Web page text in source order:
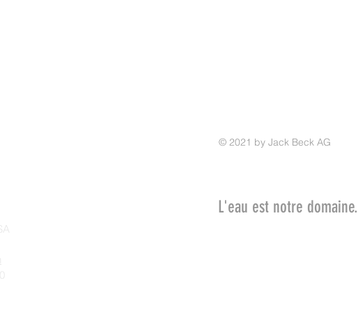
© 2021 by Jack Beck AG
L'eau est notre domaine.